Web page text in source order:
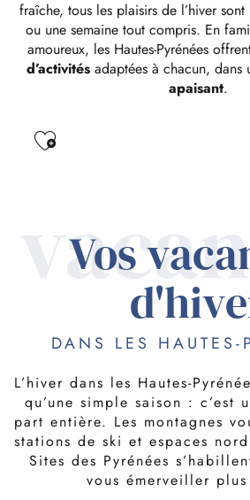
fraîche, tous les plaisirs de l’hiver
ou une semaine tout compris. En
amoureux, les Hautes-Pyrénées
d’activitésadaptées à chacun, dans
apaisant.
Ajouter aux favoris
Vos
DANS LES HAUTES-
L’hiver dans les Hautes-
qu’une simple saison : c’est
part entière. Les montagnes
stations de ski et espaces
Sites des Pyrénées
vous émerveiller